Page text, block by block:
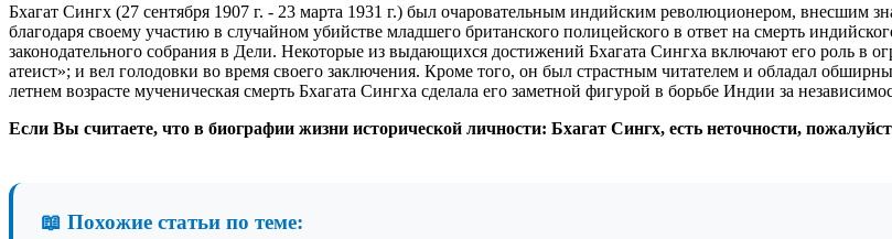
Бхагат Сингх (27 сентября 1907 г. - 23 марта 1931 г.) был очаровательным индийским революционером, внесшим
благодаря своему участию в случайном убийстве младшего британского полицейского в ответ на смерть
законодательного собрания в Дели. Некоторые из выдающихся достижений Бхагата Сингха включают его роль в
атеист»; и вел голодовки во время своего заключения. Кроме того, он был страстным читателем и обладал
летнем возрасте мученическая смерть Бхагата Сингха сделала его заметной фигурой в борьбе Индии за
Если Вы считаете, что в биографии жизни исторической личности: Бхагат Сингх, есть неточности,
📖 Похожие статьи по теме: